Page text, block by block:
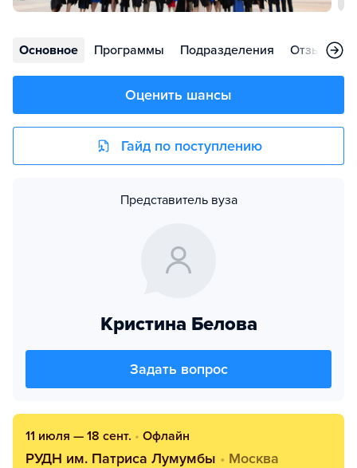
Основное Программы Подразделения Отзывы
Оценить шансы
Гайд по поступлению
Представитель вуза
Кристина Белова
Задать вопрос
11 июля — 18 сент. • Офлайн
РУДН им. Патриса Лумумбы • Москва